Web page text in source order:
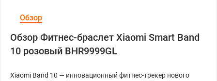
Обзор
Обзор Фитнес-браслет Xiaomi Smart Band
10 розовый BHR9999GL
Xiaomi Band 10 — инновационный фитнес-трекер нового